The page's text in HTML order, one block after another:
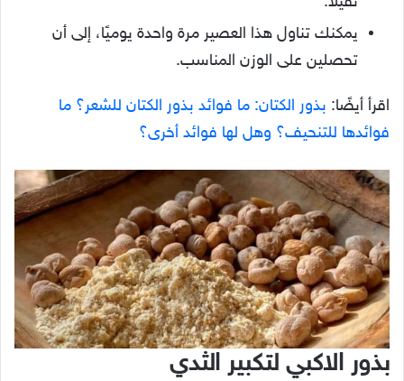
يمكنك تناول هذا العصير مرة واحدة يوميًا، إلى أن
تحصلين على الوزن المناسب.
اقرأ أيضًا: بذور الكتان: ما فوائد بذور الكتان للشعر؟ ما
فوائدها للتنحيف؟ وهل لها فوائد أخرى؟
بذور الاكبي لتكبير الثدي